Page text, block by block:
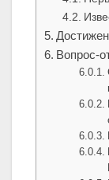
Вопрос-